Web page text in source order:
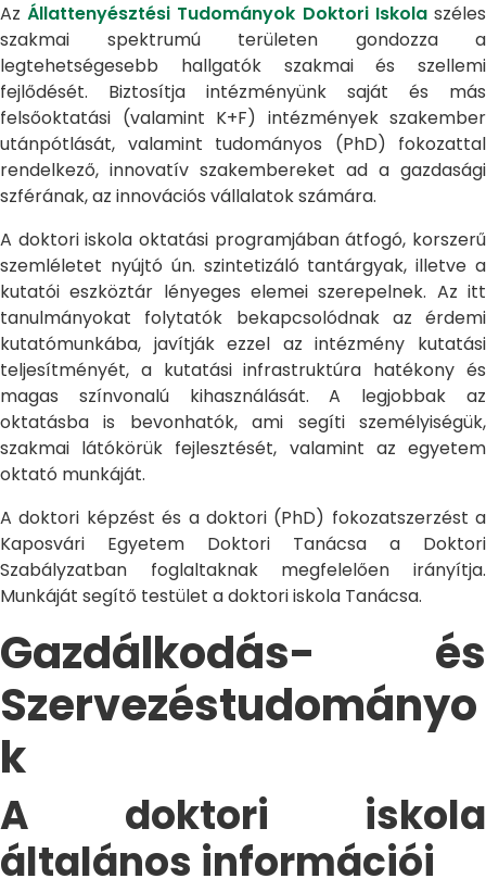
AzÁllattenyésztési Tudományok Doktori Iskolaszéles
szakmai spektrumú területen gondozza a
legtehetségesebb hallgatók szakmai és szellemi
fejlődését. Biztosítja intézményünk saját és más
felsőoktatási (valamint K+F) intézmények szakember
utánpótlását, valamint tudományos (PhD) fokozattal
rendelkező, innovatív szakembereket ad a gazdasági
szférának, az innovációs vállalatok számára.
A doktori iskola oktatási programjában átfogó, korszerű
szemléletet nyújtó ún. szintetizáló tantárgyak, illetve a
kutatói eszköztár lényeges elemei szerepelnek. Az itt
tanulmányokat folytatók bekapcsolódnak az érdemi
kutatómunkába, javítják ezzel az intézmény kutatási
teljesítményét, a kutatási infrastruktúra hatékony és
magas színvonalú kihasználását. A legjobbak az
oktatásba is bevonhatók, ami segíti személyiségük,
szakmai látókörük fejlesztését, valamint az egyetem
oktató munkáját.
A doktori képzést és a doktori (PhD) fokozatszerzést a
Kaposvári Egyetem Doktori Tanácsa a Doktori
Szabályzatban foglaltaknak megfelelően irányítja.
Munkáját segítő testület a doktori iskola Tanácsa.
Gazdálkodás- és
Szervezéstudományo
k
A doktori iskola
általános információi